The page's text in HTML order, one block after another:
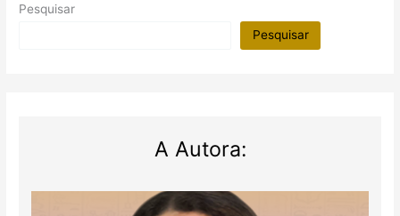
desconhecida
Pesquisar
Pesquisar
A Autora: